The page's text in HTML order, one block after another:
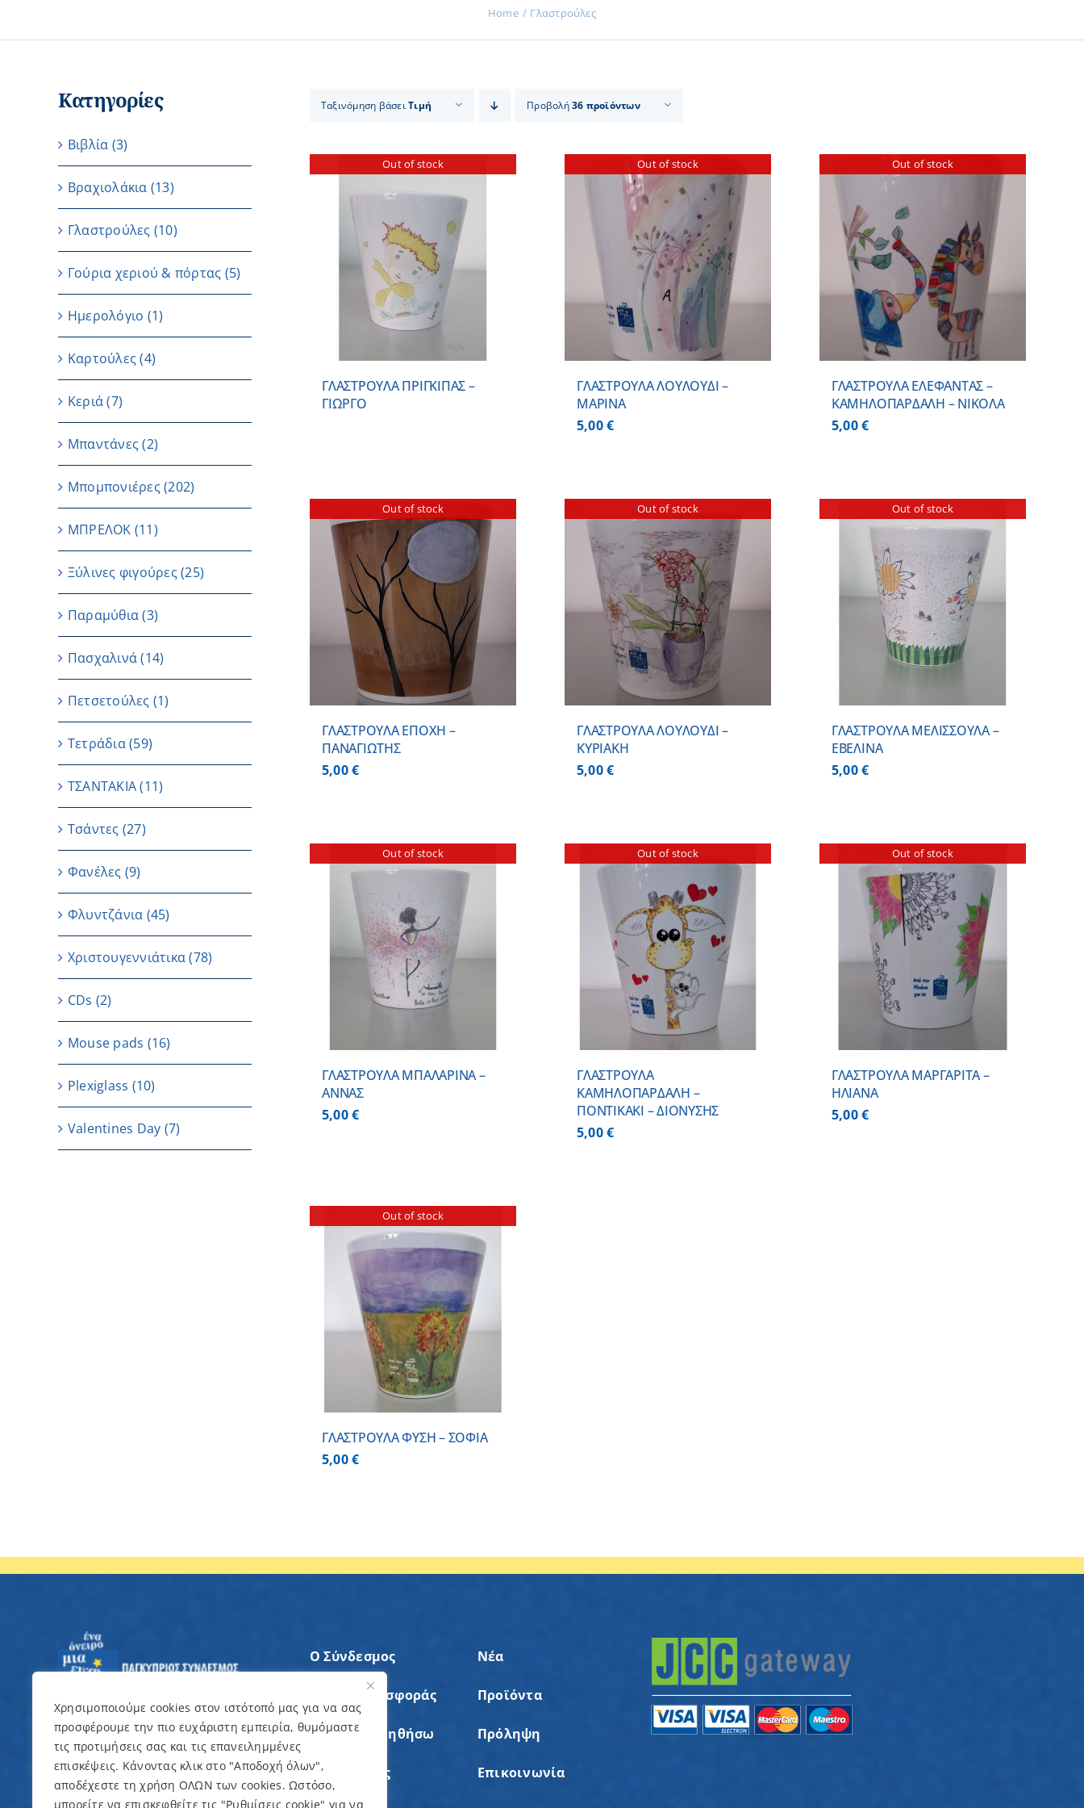
Χρησιμοποιούμε cookies στον ιστότοπό μας για να σας
προσφέρουμε την πιο ευχάριστη εμπειρία, θυμόμαστε
τις προτιμήσεις σας και τις επανειλημμένες
επισκέψεις. Κάνοντας κλικ στο "Αποδοχή όλων",
αποδέχεστε τη χρήση ΟΛΩΝ των cookies. Ωστόσο,
μπορείτε να επισκεφθείτε τις "Ρυθμίσεις cookie" για να
Home Γλαστρούλες
Ταξινόμηση βάσειΤιμή Προβολή36 προϊόντων
Out of stock
ΓΛΑΣΤΡΟΥΛΑ ΠΡΙΓΚΙΠΑΣ –
ΓΙΩΡΓΟ
Out of stock
ΛΕΠΤΟΜΕΡΕΙΕΣ
ΓΛΑΣΤΡΟΥΛΑ ΛΟΥΛΟΥΔΙ –
ΜΑΡΙΝΑ
5,00€
Out of stock
ΛΕΠΤΟΜΕΡΕΙΕΣ
ΓΛΑΣΤΡΟΥΛΑ ΕΛΕΦΑΝΤΑΣ –
ΚΑΜΗΛΟΠΑΡΔΑΛΗ – ΝΙΚΟΛΑ
5,00€
Out of stock
ΓΛΑΣΤΡΟΥΛΑ ΕΠΟΧΗ –
ΠΑΝΑΓΙΩΤΗΣ
5,00€
Out of stock
ΛΕΠΤΟΜΕΡΕΙΕΣ
ΓΛΑΣΤΡΟΥΛΑ ΛΟΥΛΟΥΔΙ –
ΚΥΡΙΑΚΗ
5,00€
Out of stock
ΛΕΠΤΟΜΕΡΕΙΕΣ
ΓΛΑΣΤΡΟΥΛΑ ΜΕΛΙΣΣΟΥΛΑ –
ΕΒΕΛΙΝΑ
5,00€
Out of stock
ΛΕΠΤΟΜΕΡΕΙΕΣ
ΓΛΑΣΤΡΟΥΛΑ ΜΠΑΛΑΡΙΝΑ –
ΑΝΝΑΣ
5,00€
Out of stock
ΛΕΠΤΟΜΕΡΕΙΕΣ
ΓΛΑΣΤΡΟΥΛΑ
ΚΑΜΗΛΟΠΑΡΔΑΛΗ –
ΠΟΝΤΙΚΑΚΙ – ΔΙΟΝΥΣΗΣ
5,00€
Out of stock
ΛΕΠΤΟΜΕΡΕΙΕΣ
ΓΛΑΣΤΡΟΥΛΑ ΜΑΡΓΑΡΙΤΑ –
ΗΛΙΑΝΑ
5,00€
Out of stock
ΓΛΑΣΤΡΟΥΛΑ ΦΥΣΗ – ΣΟΦΙΑ
5,00€
Κατηγορίες
Βιβλία (3)
Βραχιολάκια (13)
Γλαστρούλες (10)
Γούρια χεριού & πόρτας (5)
Ημερολόγιο (1)
Καρτούλες (4)
Κεριά (7)
Μπαντάνες (2)
Μπομπονιέρες(202)
ΜΠΡΕΛΟΚ (11)
Ξύλινες φιγούρες(25)
Παραμύθια (3)
Πασχαλινά (14)
Πετσετούλες (1)
Τετράδια(59)
ΤΣΑΝΤΑΚΙΑ (11)
Τσάντες (27)
Φανέλες (9)
Φλυντζάνια (45)
Χριστουγεννιάτικα(78)
CDs (2)
Μouse pads (16)
Plexiglass (10)
Valentines Day (7)
Ο Σύνδεσμος
Άξονες Προσφοράς
Θέλω να Βοηθήσω
Εκδηλώσεις
Νέα
Προϊόντα
Πρόληψη
Επικοινωνία